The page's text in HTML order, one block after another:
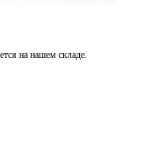
на нашем складе.